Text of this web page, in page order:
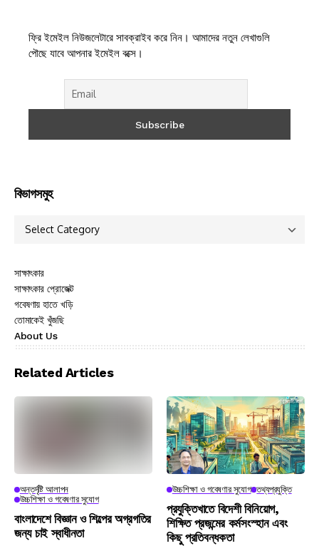
ফ্রি ইমেইল নিউজলেটারে সাবক্রাইব করে নিন। আমাদের নতুন লেখাগুলি
পৌছে যাবে আপনার ইমেইল বক্সে।
বিভাগসমুহ
সাক্ষাৎকার
সাক্ষাৎকার প্রোজেক্ট
গবেষণায় হাতে খড়ি
তোমাকেই খুঁজছি
About Us
Related Articles
অন্তর্দৃষ্টি আলাপন
উচ্চশিক্ষা ও গবেষণার সুযোগ
বাংলাদেশে বিজ্ঞান ও শিল্পের অগ্রগতির
জন্য চাই স্বাধীনতা
উচ্চশিক্ষা ও গবেষণার সুযোগ তথ্যপ্রযুক্তি
প্রযুক্তিখাতে বিদেশী বিনিয়োগ,
শিক্ষিত প্রজন্মের কর্মসংস্হান এবং
কিছু প্রতিবন্ধকতা